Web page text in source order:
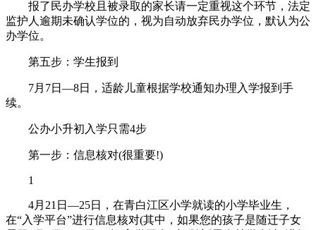
报了民办学校且被录取的家长请一定重视这个环节，法定
监护人逾期未确认学位的，视为自动放弃民办学位，默认为公
办学位。
第五步：学生报到
7月7日—8日，适龄儿童根据学校通知办理入学报到手
续。
公办小升初入学只需4步
第一步：信息核对(很重要!)
1
4月21日—25日，在青白江区小学就读的小学毕业生，
在“入学平台”进行信息核对(其中，如果您的孩子是随迁子女